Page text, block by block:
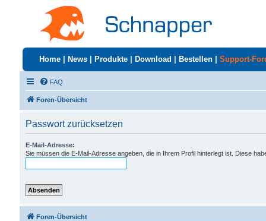
Home News Produkte Download Bestellen Support-
FAQ
Foren-Übersicht
Passwort zurücksetzen
E-Mail-Adresse:
Sie müssen die E-Mail-Adresse angeben, die in Ihrem Profil hinterlegt ist. Diese
Foren-Übersicht